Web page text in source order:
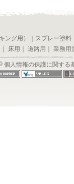
ング用）
スプレー塗料
床用 道路用 業務用
個人情報の保護に関する